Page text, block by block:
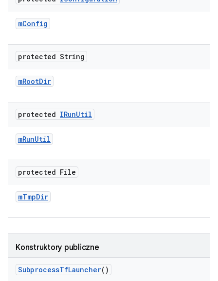
mConfig
protected String
mRootDir
protected IRunUtil
mRunUtil
protected File
mTmpDir
Konstruktory publiczne
SubprocessTfLauncher()